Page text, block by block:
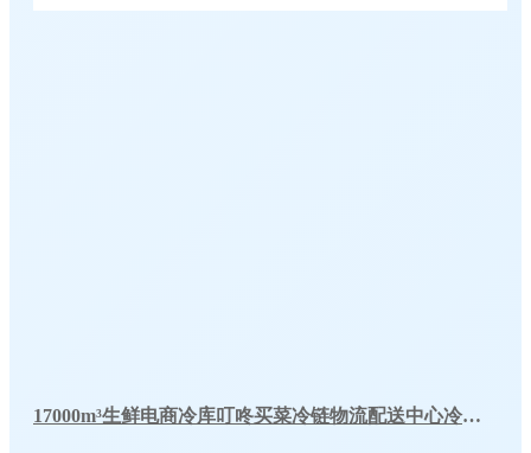
17000m³生鲜电商冷库叮咚买菜冷链物流配送中心冷库工程建造方案